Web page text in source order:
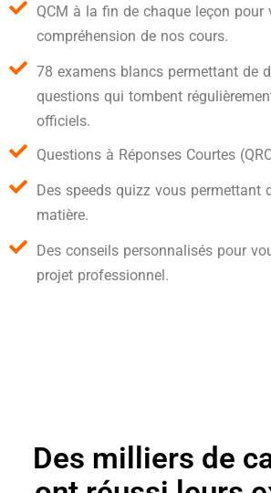
QCM à la fin de chaque leçon pour
compréhension de nos cours.
78 examens blancs permettant de
questions qui tombent
officiels.
Questions à Réponses Courtes
Des speeds quizz vous permettant
matière.
Des conseils personnalisés pour
projet professionnel.
Des milliers de